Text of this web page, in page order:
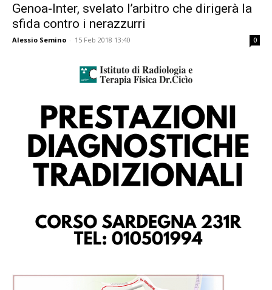
Genoa-Inter, svelato l’arbitro che dirigerà la
sfida contro i nerazzurri
Alessio Semino - 15 Feb 2018 13:40 0